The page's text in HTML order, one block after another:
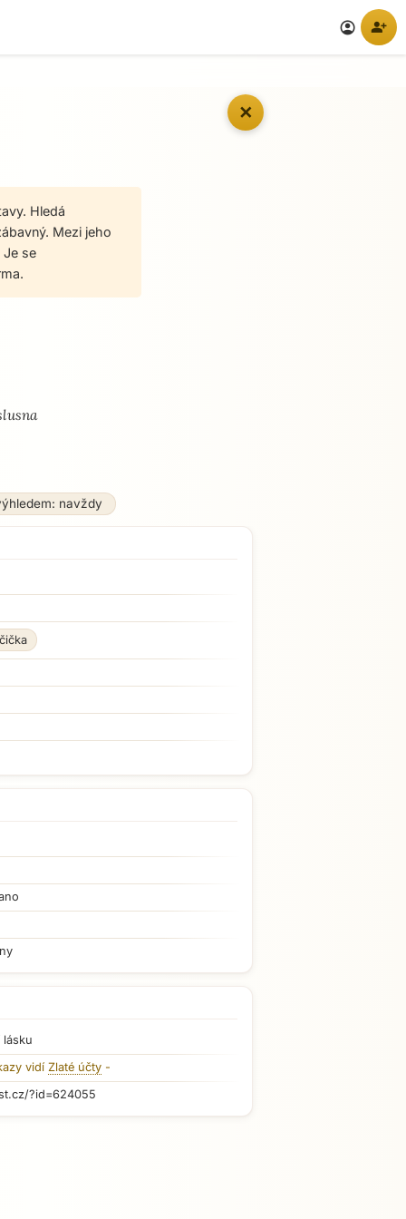
account_circle person_add
✕
Hledá
Mezi jeho
Je se
navždy
lásku
vidí Zlaté účty -
?id=624055